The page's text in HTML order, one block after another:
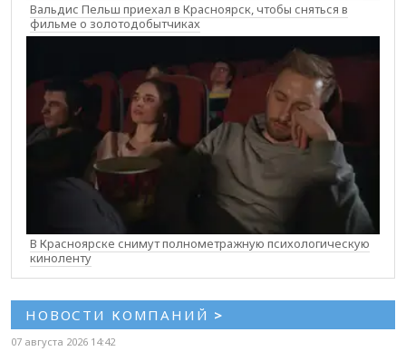
Вальдис Пельш приехал в Красноярск, чтобы сняться в
фильме о золотодобытчиках
В Красноярске снимут полнометражную психологическую
киноленту
НОВОСТИ КОМПАНИЙ >
07 августа 2026 14:42